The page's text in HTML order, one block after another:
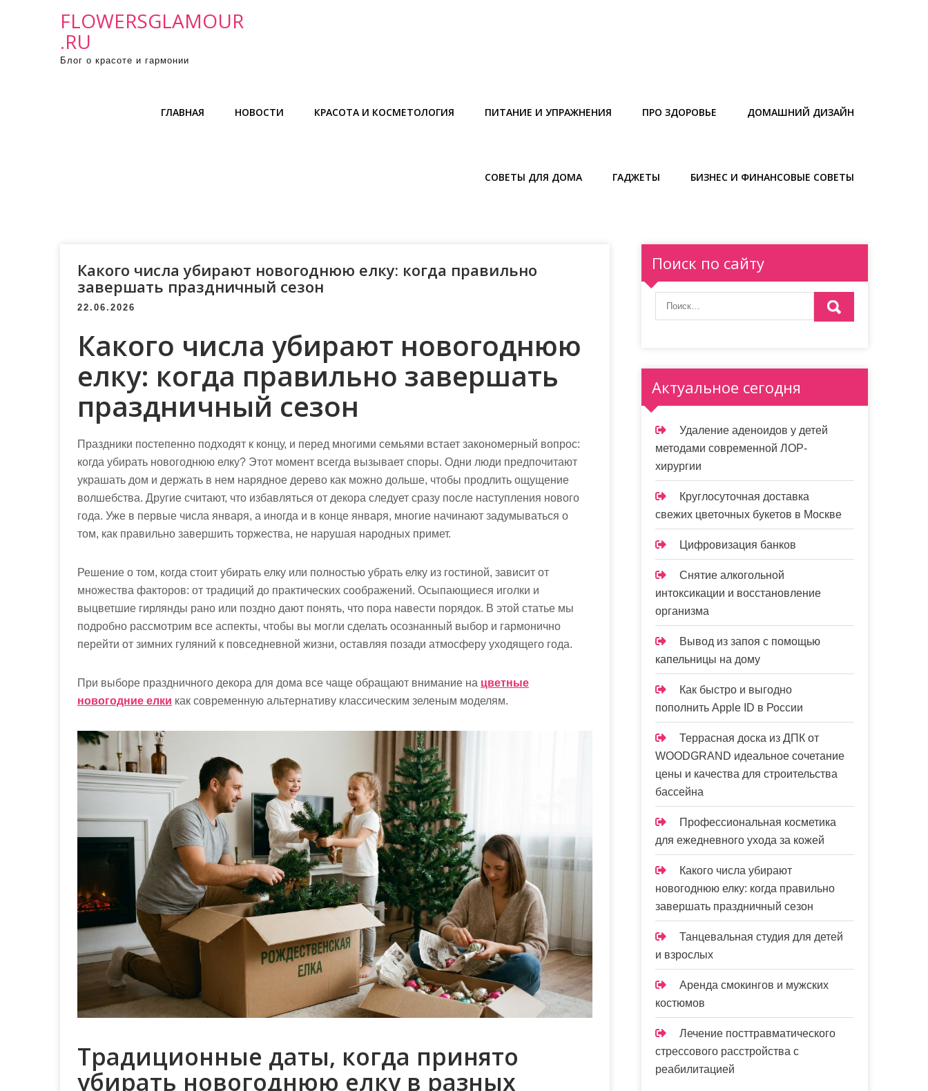
FLOWERSGLAMOUR
.RU
Блог о красоте и гармонии
ГЛАВНАЯ НОВОСТИ КРАСОТА И КОСМЕТОЛОГИЯ ПИТАНИЕ И УПРАЖНЕНИЯ ПРО ЗДОРОВЬЕ ДОМАШНИЙ ДИЗАЙН
СОВЕТЫ ДЛЯ ДОМА ГАДЖЕТЫ БИЗНЕС И ФИНАНСОВЫЕ СОВЕТЫ
Какого числа убирают новогоднюю елку: когда правильно
завершать праздничный сезон
22.06.2026
Какого числа убирают новогоднюю
елку: когда правильно завершать
праздничный сезон
Праздники постепенно подходят к концу, и перед многими семьями встает закономерный вопрос:
когда убирать новогоднюю елку? Этот момент всегда вызывает споры. Одни люди предпочитают
украшать дом и держать в нем нарядное дерево как можно дольше, чтобы продлить ощущение
волшебства. Другие считают, что избавляться от декора следует сразу после наступления нового
года. Уже в первые числа января, а иногда и в конце января, многие начинают задумываться о
том, как правильно завершить торжества, не нарушая народных примет.
Решение о том, когда стоит убирать елку или полностью убрать елку из гостиной, зависит от
множества факторов: от традиций до практических соображений. Осыпающиеся иголки и
выцветшие гирлянды рано или поздно дают понять, что пора навести порядок. В этой статье мы
подробно рассмотрим все аспекты, чтобы вы могли сделать осознанный выбор и гармонично
перейти от зимних гуляний к повседневной жизни, оставляя позади атмосферу уходящего года.
При выборе праздничного декора для дома все чаще обращают внимание на цветные
новогодние елки как современную альтернативу классическим зеленым моделям.
Традиционные даты, когда принято
убирать новогоднюю елку в разных
Поиск по сайту
Актуальное сегодня
Удаление аденоидов у детей
методами современной ЛОР-
хирургии
Круглосуточная доставка
свежих цветочных букетов в Москве
Цифровизация банков
Снятие алкогольной
интоксикации и восстановление
организма
Вывод из запоя с помощью
капельницы на дому
Как быстро и выгодно
пополнить Apple ID в России
Террасная доска из ДПК от
WOODGRAND идеальное сочетание
цены и качества для строительства
бассейна
Профессиональная косметика
для ежедневного ухода за кожей
Какого числа убирают
новогоднюю елку: когда правильно
завершать праздничный сезон
Танцевальная студия для детей
и взрослых
Аренда смокингов и мужских
костюмов
Лечение посттравматического
стрессового расстройства с
реабилитацией